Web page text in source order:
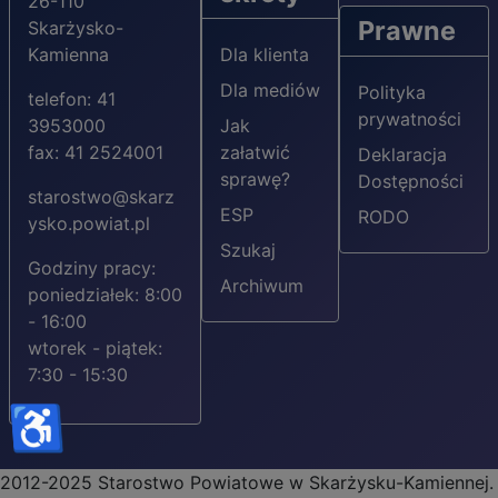
Skarżysko-
Kamienna
telefon: 41
3953000
fax: 41 2524001
starostwo@skarz
ysko.powiat.pl
Godziny pracy:
poniedziałek: 8:00
- 16:00
wtorek - piątek:
7:30 - 15:30
Dla klienta
Dla mediów
Jak
załatwić
sprawę?
ESP
Szukaj
Archiwum
Prawne
Polityka
prywatności
Deklaracja
Dostępności
RODO
2012-2025 Starostwo Powiatowe w Skarżysku-Kamiennej.